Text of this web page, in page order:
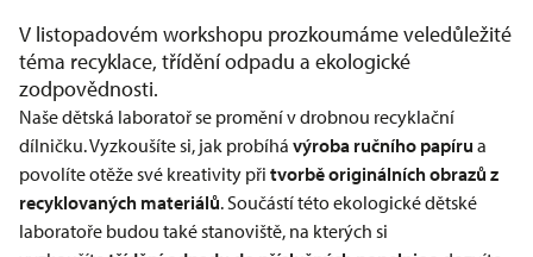
V listopadovém workshopu prozkoumáme veledůležité
téma recyklace, třídění odpadu a ekologické
zodpovědnosti.
Naše dětská laboratoř se promění v drobnou recyklační
dílničku. Vyzkoušíte si, jak probíhá výroba ručního papíru a
povolíte otěže své kreativity při tvorbě originálních obrazů z
recyklovaných materiálů. Součástí této ekologické dětské
laboratoře budou také stanoviště, na kterých si